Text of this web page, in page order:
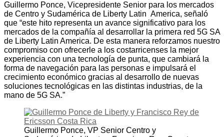
Guillermo Ponce, Vicepresidente Senior para los mercados
de Centro y Sudamérica de Liberty Latin America, señaló
que “este hito representa un avance significativo para los
mercados de la compañía al desarrollar la primera red 5G SA
de Liberty Latin America. De esta manera reforzamos nuestro
compromiso con ofrecerle a los costarricenses la mejor
experiencia con una tecnología de punta, que cambiará la
forma de navegación para las personas e impulsará el
crecimiento económico gracias al desarrollo de nuevas
soluciones tecnológicas en las distintas industrias, de la
mano de 5G SA.”
Guillermo Ponce, VP Senior Centro y